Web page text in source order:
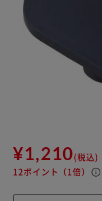
¥1,210(税込)
12ポイント （1倍） info